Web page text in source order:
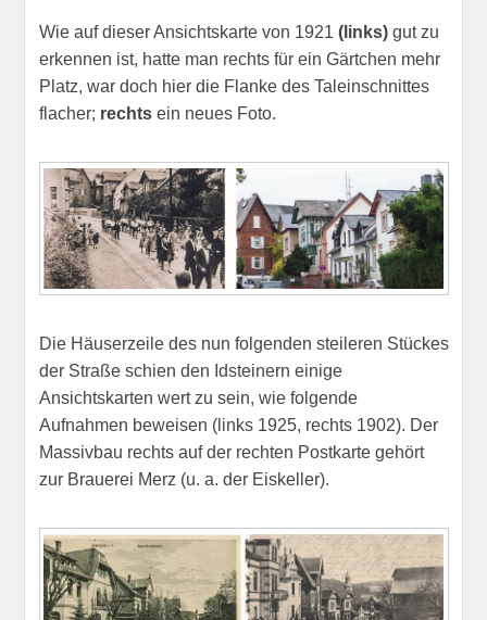
Wie auf dieser Ansichtskarte von 1921 (links)gut zu
erkennen ist, hatte man rechts für ein Gärtchen mehr
Platz, war doch hier die Flanke des Taleinschnittes
flacher; rechtsein neues Foto.
Die Häuserzeile des nun folgenden steileren Stückes
der Straße schien den Idsteinern einige
Ansichtskarten wert zu sein, wie folgende
Aufnahmen beweisen (links 1925, rechts 1902). Der
Massivbau rechts auf der rechten Postkarte gehört
zur Brauerei Merz (u. a. der Eiskeller).